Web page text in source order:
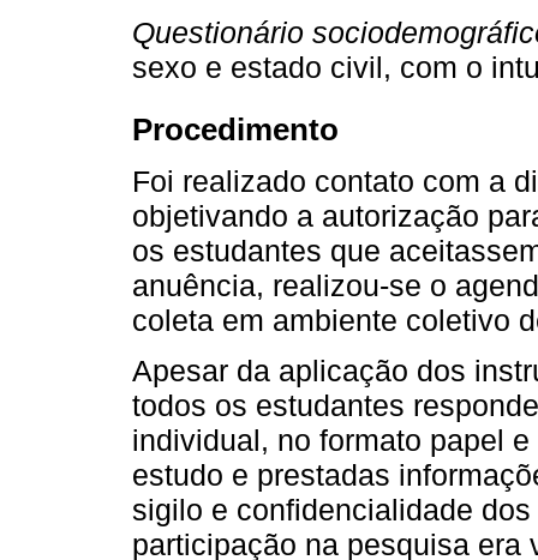
Questionário
sexo e estado civil, com o
Procedimento
Foi realizado contato com a
objetivando a autorização
os estudantes que
anuência, realizou-se o
coleta em ambiente coletivo
Apesar da aplicação dos
todos os estudantes
individual, no formato papel
estudo e prestadas
sigilo e confidencialidade
participação na pesquisa era